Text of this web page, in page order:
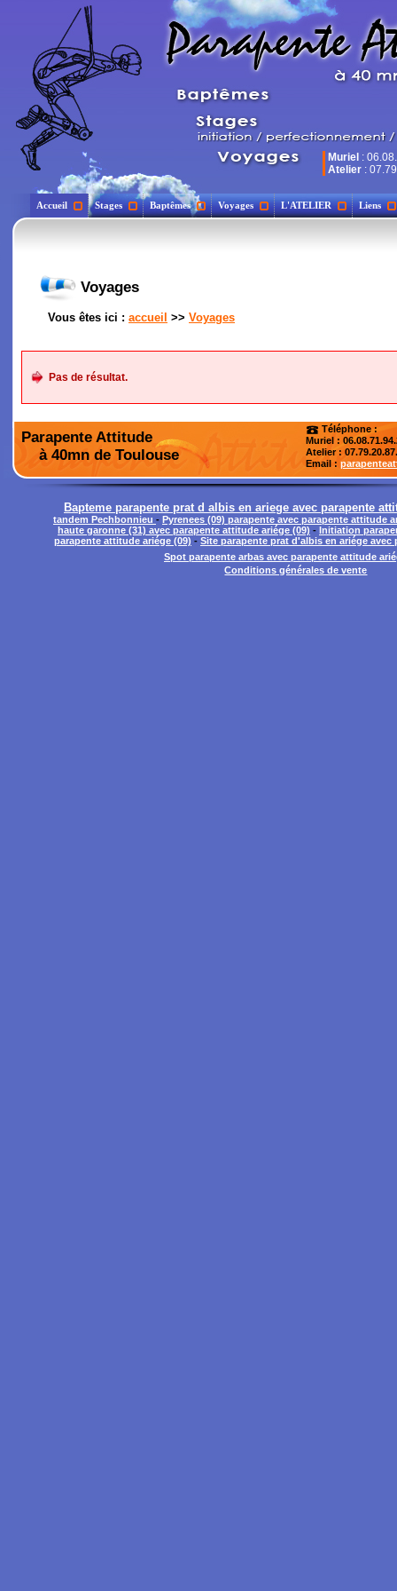
Muriel :
Atelier :
Accueil Stages Baptêmes Voyages L'ATELIER Liens
Voyages
Vous êtes ici : accueil >> Voyages
Pas de résultat.
Parapente Attitude
à 40mn de Toulouse
Téléphone :
Muriel :
Atelier:
Email :
Bapteme parapente prat d albis en ariege avec parapente
tandem Pechbonnieu - Pyrenees (09) parapente avec parapente attitude
haute garonne (31) avec parapente attitude ariége (09) - Initiation
parapente attitude ariége (09) - Site parapente prat d'albis en ariége avec
Spot parapente arbas avec parapente attitude
Conditions générales de vente